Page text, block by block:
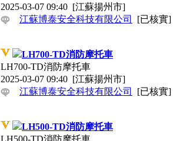
2025-03-07 09:40 [江蘇揚州市]
江蘇博泰安全科技有限公司
[已核實]
LH700-TD消防摩托車
LH700-TD消防摩托車
2025-03-07 09:40 [江蘇揚州市]
江蘇博泰安全科技有限公司
[已核實]
LH500-TD消防摩托車
LH500-TD消防摩托車